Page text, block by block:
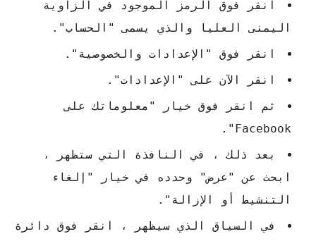
انقر فوق الرمز الموجود في الزاوية
اليمنى العليا والذي يسمى "الحساب".
انقر فوق "الإعدادات والخصوصية".
انقر الآن على "الإعدادات".
ثم انقر فوق خيار "معلوماتك على
Facebook".
بعد ذلك ، في النافذة التي ستظهر ،
ابحث عن "عرض" وحدده في خيار "إلغاء
التنشيط أو الإزالة".
في السياق الذي سيظهر ، انقر فوق دائرة